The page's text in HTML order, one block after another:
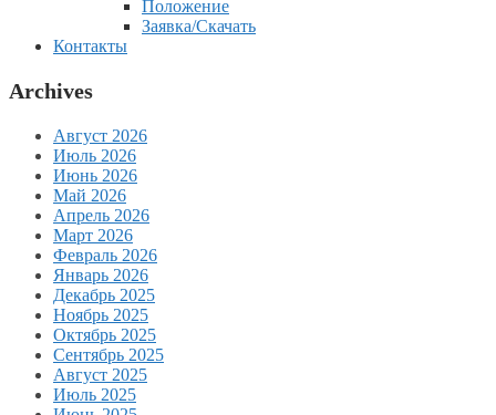
Положение
Заявка/Скачать
Контакты
Archives
Август 2026
Июль 2026
Июнь 2026
Май 2026
Апрель 2026
Март 2026
Февраль 2026
Январь 2026
Декабрь 2025
Ноябрь 2025
Октябрь 2025
Сентябрь 2025
Август 2025
Июль 2025